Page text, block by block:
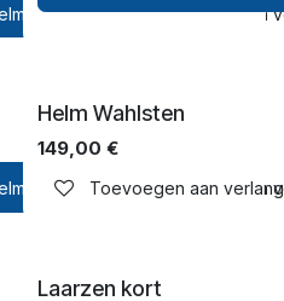
Toevoegen aan
Toevoegen aan
Helm Wahlsten
149,00 €
Toevoegen aan
Laarzen kort